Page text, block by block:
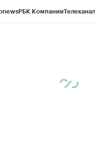
РБК КомпанииТелеканал